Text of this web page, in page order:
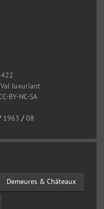
luxuriant
BY-NC-SA
1963 /08
Demeures & Châteaux